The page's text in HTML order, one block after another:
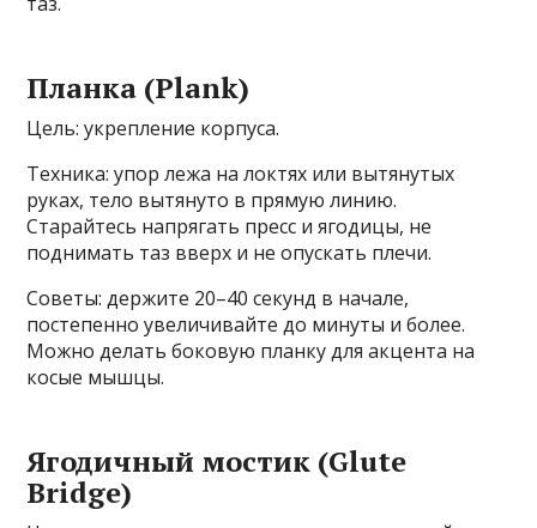
Планка (Plank)
Цель: укрепление корпуса.
Техника: упор лежа на локтях или вытянутых
руках, тело вытянуто в прямую линию.
Старайтесь напрягать пресс и ягодицы, не
поднимать таз вверх и не опускать плечи.
Советы: держите 20–40 секунд в начале,
постепенно увеличивайте до минуты и более.
Можно делать боковую планку для акцента на
косые мышцы.
Ягодичный мостик (Glute
Bridge)